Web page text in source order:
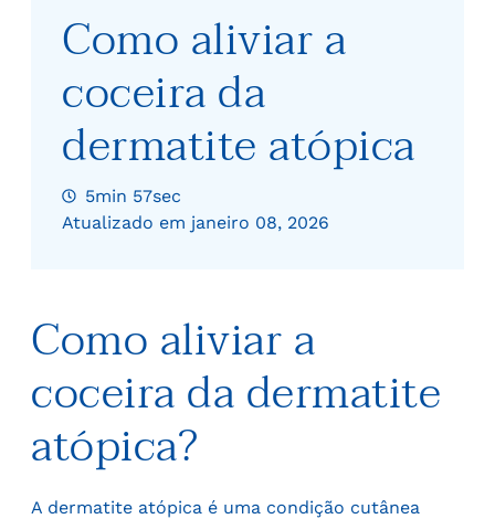
Como aliviar a
coceira da
dermatite atópica
5min 57sec
Atualizado em janeiro 08, 2026
Como aliviar a
coceira da dermatite
atópica?
A dermatite atópica é uma condição cutânea